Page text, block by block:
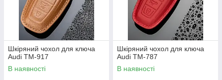
Шкіряний чохол для ключа
Audi TM-917
В наявності
Шкіряний чохол для ключа
Audi TM-787
В наявності